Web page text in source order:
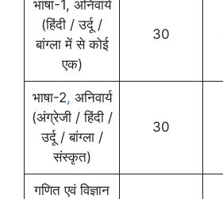
भाषा-1, अनिवार्य
(हिंदी / उर्दू /
बांग्ला में से कोई
एक)
30
भाषा-2, अनिवार्य
(अंग्रेजी / हिंदी /
उर्दू / बांग्ला /
संस्कृत)
30
गणित एवं विज्ञान